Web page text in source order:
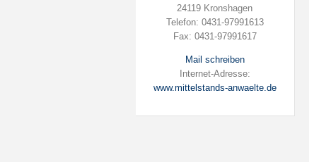
24119 Kronshagen
Telefon: 0431-97991613
Fax: 0431-97991617
Mail schreiben
Internet-Adresse:
www.mittelstands-anwaelte.de